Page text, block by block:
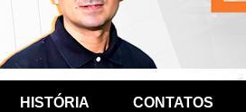
HISTÓRIA CONTATOS